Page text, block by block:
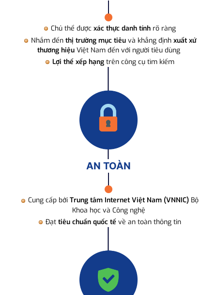
Chủ thể được xác thực danh tính rõ ràng
Nhắm đến thị trường mục tiêuvà khẳng định xuất xứ
thương hiệuViệt Nam đến với người tiêu dùng
Lợi thế xếp hạng trên công cụ tìm kiếm
AN TOÀN
Cung cấp bởi Trung tâm Internet Việt Nam (VNNIC) Bộ
Khoa học và Công nghệ
Đạt tiêu chuẩn quốc tế về an toàn thông tin